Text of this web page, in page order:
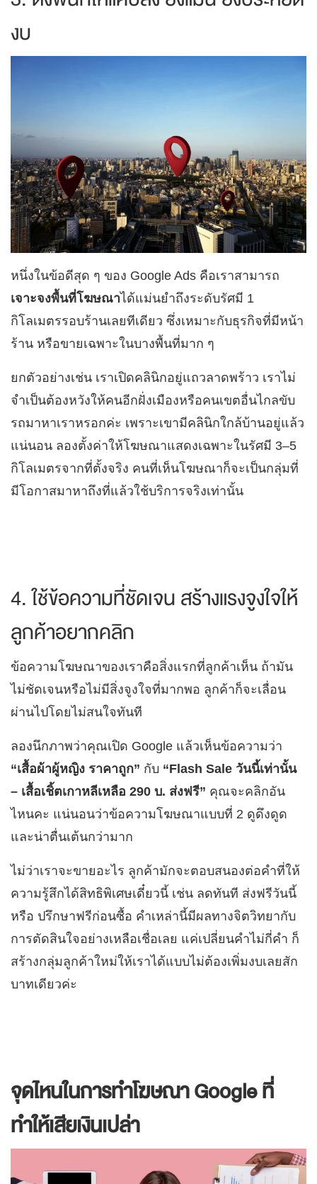
งบ
หนึ่งในข้อดีสุด ๆ ของ Google Ads คือเราสามารถ
เจาะจงพื้นที่โฆษณาได้แม่นยำถึงระดับรัศมี 1
กิโลเมตรรอบร้านเลยทีเดียว ซึ่งเหมาะกับธุรกิจที่มีหน้า
ร้าน หรือขายเฉพาะในบางพื้นที่มาก ๆ
ยกตัวอย่างเช่น เราเปิดคลินิกอยู่แถวลาดพร้าว เราไม่
จำเป็นต้องหวังให้คนอีกฝั่งเมืองหรือคนเขตอื่นไกลขับ
รถมาหาเราหรอกค่ะ เพราะเขามีคลินิกใกล้บ้านอยู่แล้ว
แน่นอน ลองตั้งค่าให้โฆษณาแสดงเฉพาะในรัศมี 3–5
กิโลเมตรจากที่ตั้งจริง คนที่เห็นโฆษณาก็จะเป็นกลุ่มที่
มีโอกาสมาหาถึงที่แล้วใช้บริการจริงเท่านั้น
4. ใช้ข้อความที่ชัดเจน สร้างแรงจูงใจให้
ลูกค้าอยากคลิก
ข้อความโฆษณาของเราคือสิ่งแรกที่ลูกค้าเห็น ถ้ามัน
ไม่ชัดเจนหรือไม่มีสิ่งจูงใจที่มากพอ ลูกค้าก็จะเลื่อน
ผ่านไปโดยไม่สนใจทันที
ลองนึกภาพว่าคุณเปิด Google แล้วเห็นข้อความว่า
“เสื้อผ้าผู้หญิง ราคาถูก” กับ “Flash Sale วันนี้เท่านั้น
– เสื้อเชิ้ตเกาหลีเหลือ 290 บ. ส่งฟรี” คุณจะคลิกอัน
ไหนคะ แน่นอนว่าข้อความโฆษณาแบบที่ 2 ดูดึงดูด
และน่าตื่นเต้นกว่ามาก
ไม่ว่าเราจะขายอะไร ลูกค้ามักจะตอบสนองต่อคำที่ให้
ความรู้สึกได้สิทธิพิเศษเดี๋ยวนี้ เช่น ลดทันที ส่งฟรีวันนี้
หรือ ปรึกษาฟรีก่อนซื้อ คำเหล่านี้มีผลทางจิตวิทยากับ
การตัดสินใจอย่างเหลือเชื่อเลย แค่เปลี่ยนคำไม่กี่คำ ก็
สร้างกลุ่มลูกค้าใหม่ให้เราได้แบบไม่ต้องเพิ่มงบเลยสัก
บาทเดียวค่ะ
จุดไหนในการทำโฆษณา Google ที่
ทำให้เสียเงินเปล่า